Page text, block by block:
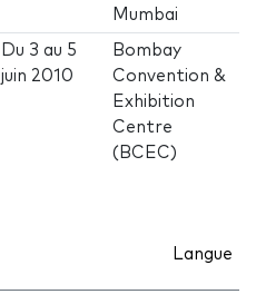
Mumbai
Du 3 au 5
juin 2010
Bombay
Convention &
Exhibition
Centre
(BCEC)
Langue